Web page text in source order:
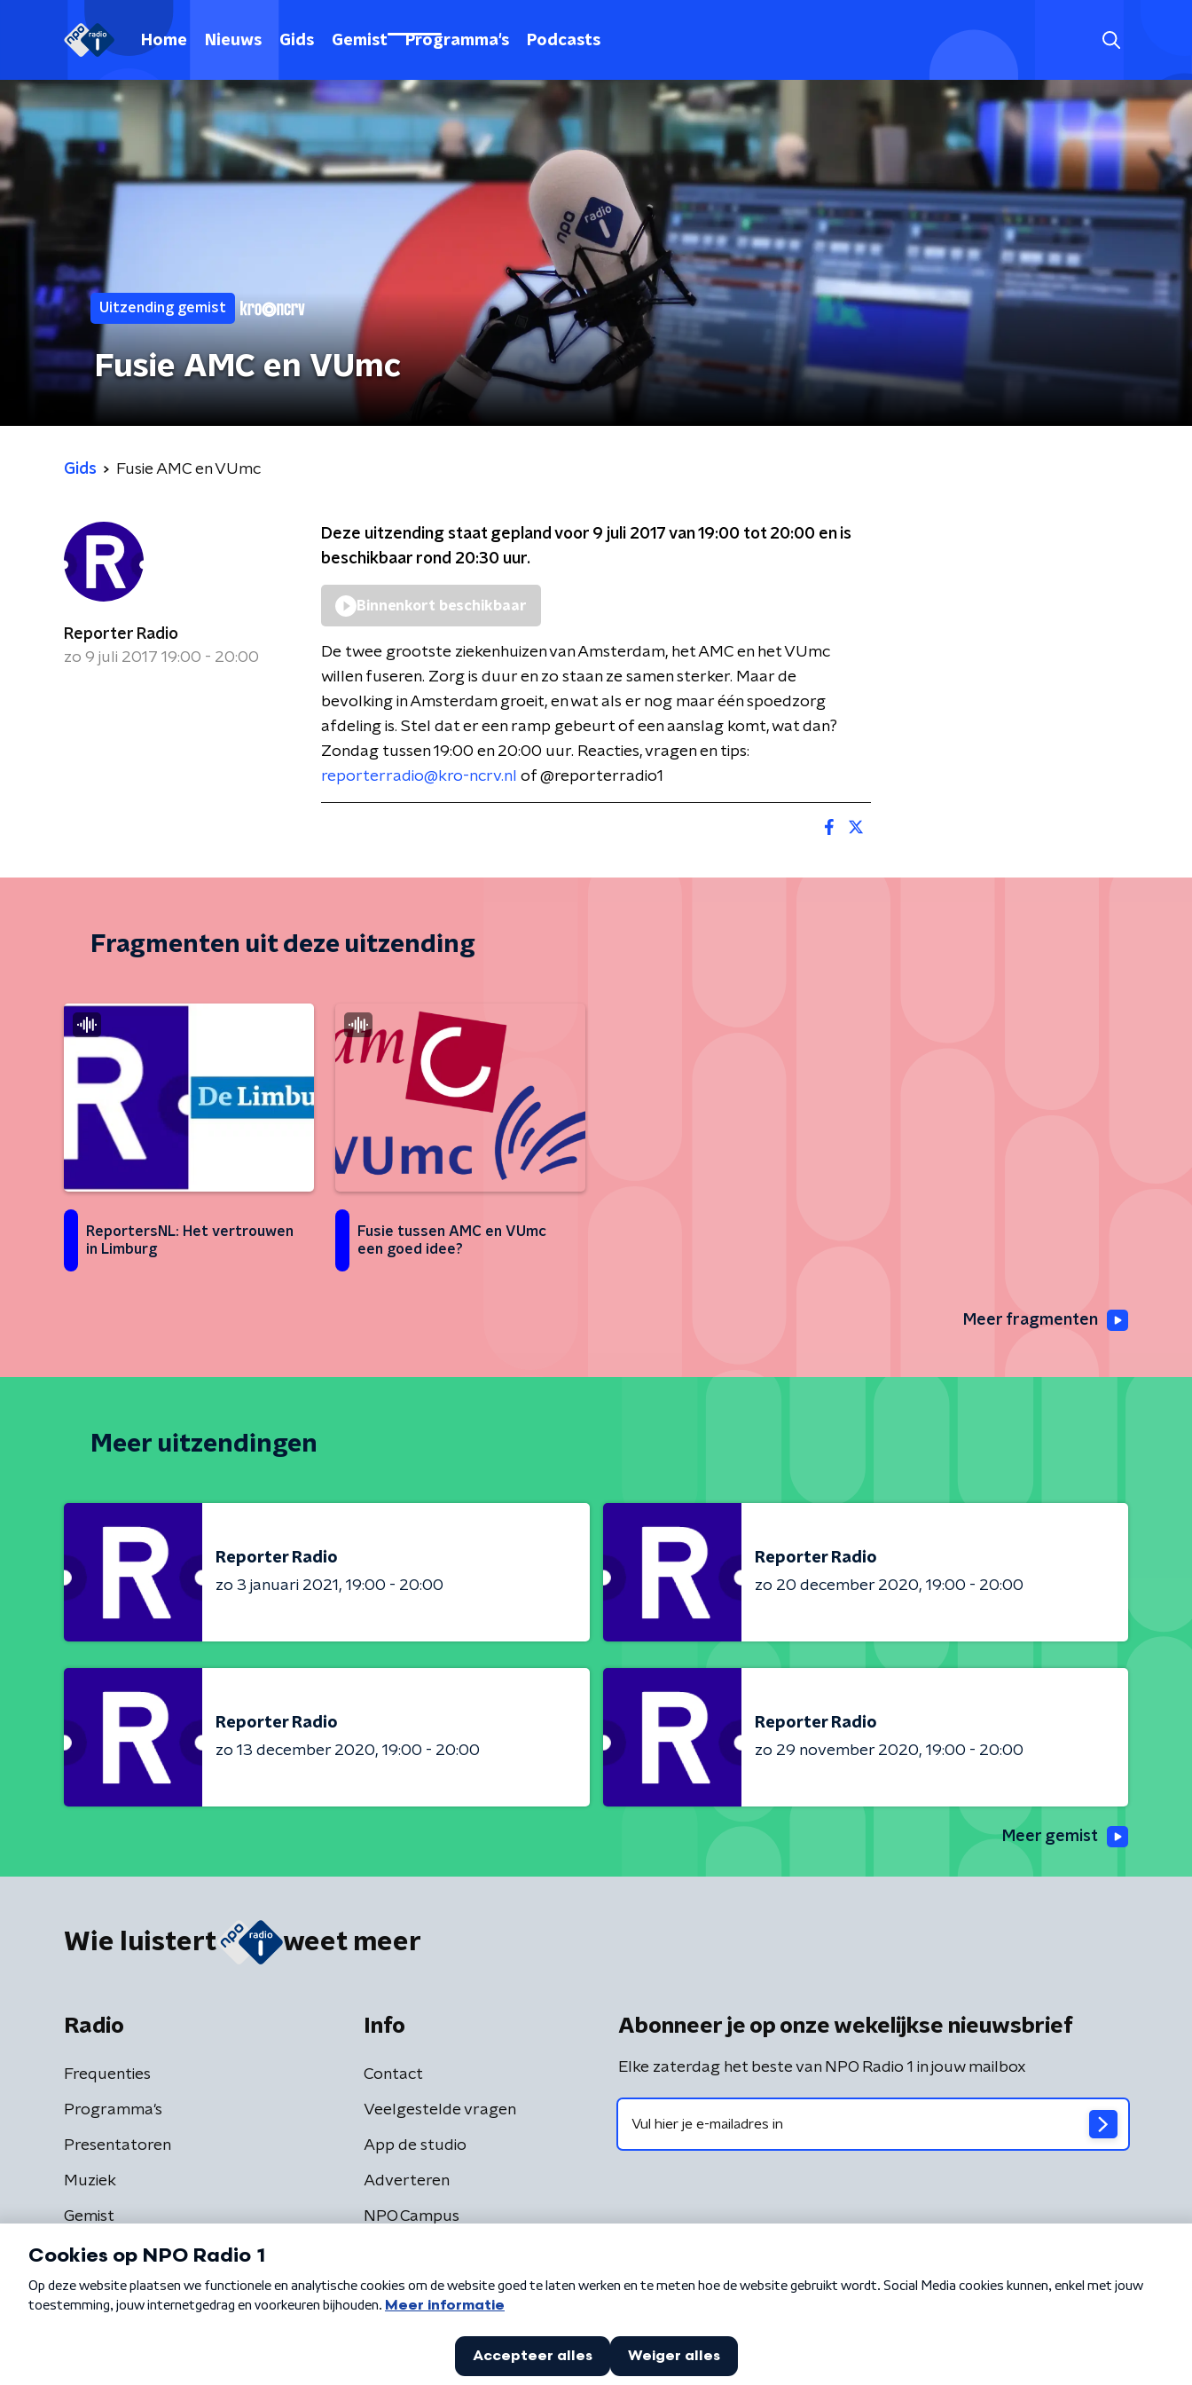
Home Nieuws Gids Gemist Programma's Podcasts
Uitzending gemist
Fusie AMC en VUmc
Gids Fusie AMC en VUmc
Reporter Radio
zo 9 juli 2017 19:00 - 20:00
Deze uitzending staat gepland voor 9 juli 2017 van 19:00 tot 20:00 en is
beschikbaar rond 20:30 uur.
Binnenkort beschikbaar
De twee grootste ziekenhuizen van Amsterdam, het AMC en het VUmc
willen fuseren. Zorg is duur en zo staan ze samen sterker. Maar de
bevolking in Amsterdam groeit, en wat als er nog maar één spoedzorg
afdeling is. Stel dat er een ramp gebeurt of een aanslag komt, wat dan?
Zondag tussen 19:00 en 20:00 uur. Reacties, vragen en tips:
reporterradio@kro-ncrv.nl of @reporterradio1
Fragmenten uit deze uitzending
ReportersNL: Het vertrouwen
in Limburg
Fusie tussen AMC en VUmc
een goed idee?
Meer fragmenten
Meer uitzendingen
Reporter Radio
zo 3 januari 2021
19:00 - 20:00
Reporter Radio
zo 20 december 2020 19:00 - 20:00
Reporter Radio
zo 13 december 2020 19:00 - 20:00
Reporter Radio
zo 29 november 2020 19:00 - 20:00
Meer gemist
Wie luistert weet meer
Radio
Frequenties
Programma's
Presentatoren
Muziek
Gemist
Info
Contact
Veelgestelde vragen
App de studio
Adverteren
NPO Campus
Abonneer je op onze wekelijkse nieuwsbrief
Elke zaterdag het beste van NPO Radio 1 in jouw mailbox
Algemene voorwaarden Privacybeleid